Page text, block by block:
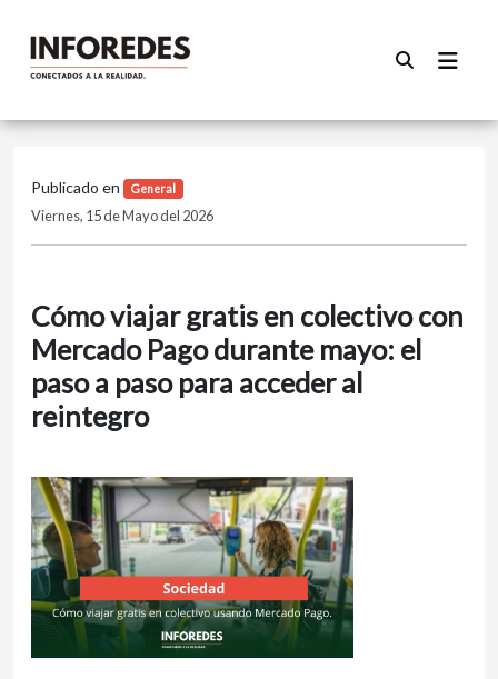
Publicado en General
Viernes, 15 de Mayo del 2026
Cómo viajar gratis en colectivo con
Mercado Pago durante mayo: el
paso a paso para acceder al
reintegro